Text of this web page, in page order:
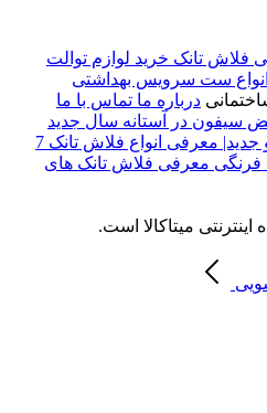
فلاش تانک خرید لوازم توالت
انواع ست سرویس بهداشتی
درباره ما تماس با ما
معرفی انواع فلاش تانک 7
فرنگی معرفی فلاش تانک های
میتاکالا است.